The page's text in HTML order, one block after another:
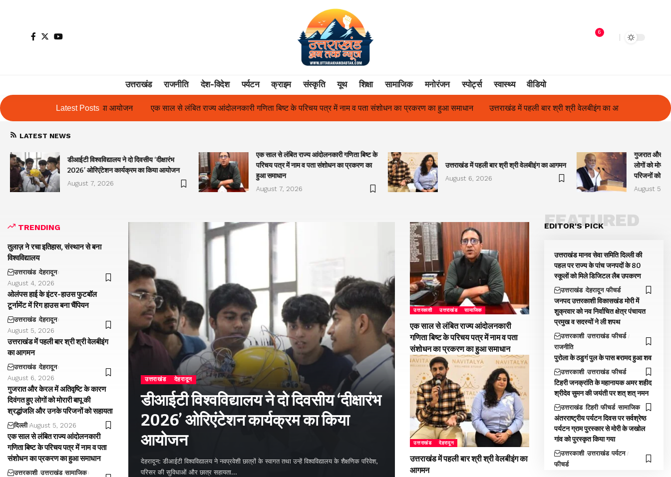
6
उत्तराखंड राजनीति देश-विदेश पर्यटन क्राइम संस्कृति यूथ शिक्षा सामाजिक मनोरंजन स्पोर्ट्स स्वास्थ्य वीडियो
Latest Posts
एक साल से लंबित राज्य आंदोलनकारी गणिता बिष्ट के परिचय पत्र में नाम व पता संशोधन का प्रकरण का हुआ समाधान उत्तराखंड में पहली बार श्री श्री वेलबीइंग का आगमन गुजरात और केरल में अतिवृष्टि के कारण दिवंगत हुए लोगों
LATEST NEWS
डीआईटी विश्वविद्यालय ने दो दिवसीय ‘दीक्षारंभ
2026’ ओरिएंटेशन कार्यक्रम का किया आयोजन
August 7, 2026
एक साल से लंबित राज्य आंदोलनकारी गणिता बिष्ट के
परिचय पत्र में नाम व पता संशोधन का प्रकरण का
हुआ समाधान
August 7, 2026
उत्तराखंड में पहली बार श्री श्री वेलबीइंग का आगमन
August 6, 2026
गुजरात और
लोगों को
परिजनों को
August 5,
TRENDING
तुलाज़ ने रचा इतिहास, संस्थान से बना
विश्वविद्यालय
उत्तराखंड देहरादून
August 4, 2026
ओलंपस हाई के इंटर-हाउस फुटबॉल
टूर्नामेंट में रिग हाउस बना चैंपियन
उत्तराखंड देहरादून
August 5, 2026
उत्तराखंड में पहली बार श्री श्री वेलबीइंग
का आगमन
उत्तराखंड देहरादून
August 6, 2026
गुजरात और केरल में अतिवृष्टि के कारण
दिवंगत हुए लोगों को मोरारी बापू की
श्रद्धांजलि और उनके परिजनों को सहायता
दिल्ली August 5, 2026
एक साल से लंबित राज्य आंदोलनकारी
गणिता बिष्ट के परिचय पत्र में नाम व पता
संशोधन का प्रकरण का हुआ समाधान
उत्तरकाशी उत्तराखंड सामाजिक
उत्तराखंड देहरादून
डीआईटी विश्वविद्यालय ने दो दिवसीय ‘दीक्षारंभ
2026’ ओरिएंटेशन कार्यक्रम का किया
आयोजन
देहरादून: डीआईटी विश्वविद्यालय ने नवप्रवेशी छात्रों के स्वागत तथा उन्हें विश्वविद्यालय के शैक्षणिक परिवेश,
परिसर की सुविधाओं और छात्र सहायता…
उत्तरकाशी उत्तराखंड सामाजिक
एक साल से लंबित राज्य आंदोलनकारी
गणिता बिष्ट के परिचय पत्र में नाम व पता
संशोधन का प्रकरण का हुआ समाधान
उत्तराखंड देहरादून
उत्तराखंड में पहली बार श्री श्री वेलबीइंग का
आगमन
EDITOR'S PICK
FEATURED
उत्तराखंड मानव सेवा समिति दिल्ली की
पहल पर राज्य के पांच जनपदों के 80
स्कूलों को मिले डिजिटल लैब उपकरण
उत्तराखंड देहरादून फीचर्ड
जनपद उत्तरकाशी विकासखंड मोरी में
शुक्रवार को नव निर्वाचित क्षेत्र पंचायत
प्रमुख व सदस्यों ने ली शपथ
उत्तरकाशी उत्तराखंड फीचर्ड
राजनीति
पुरोला के ठडुगं पुल के पास बरामद हुआ शव
उत्तरकाशी उत्तराखंड फीचर्ड
टिहरी जनक्रांति के महानायक अमर शहीद
श्रीदेव सुमन की जयंती पर शत् शत् नमन
उत्तराखंड टिहरी फीचर्ड सामाजिक
अंतरराष्ट्रीय पर्यटन दिवस पर सर्वश्रेष्ठ
पर्यटन ग्राम पुरस्कार से मोरी के जखोल
गांव को पुरस्कृत किया गया
उत्तरकाशी उत्तराखंड पर्यटन
फीचर्ड